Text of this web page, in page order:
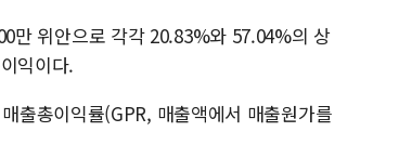
만 위안으로 각각 20.83%와 57.04%의 상
익이다.
출총이익률(GPR, 매출액에서 매출원가를